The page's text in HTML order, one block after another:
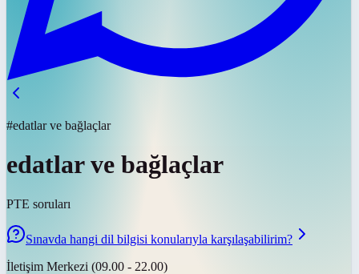
#edatlar ve bağlaçlar
edatlar ve bağlaçlar
PTE soruları
Sınavda hangi dil bilgisi konularıyla karşılaşabilirim?
İletişim Merkezi (09.00 - 22.00)